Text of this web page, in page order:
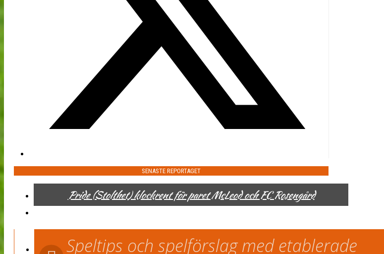
SENASTE REPORTAGET
Pride (Stolthet) klockrent för paret McLeod och FC Rosengård
Speltips och spelförslag med etablerade